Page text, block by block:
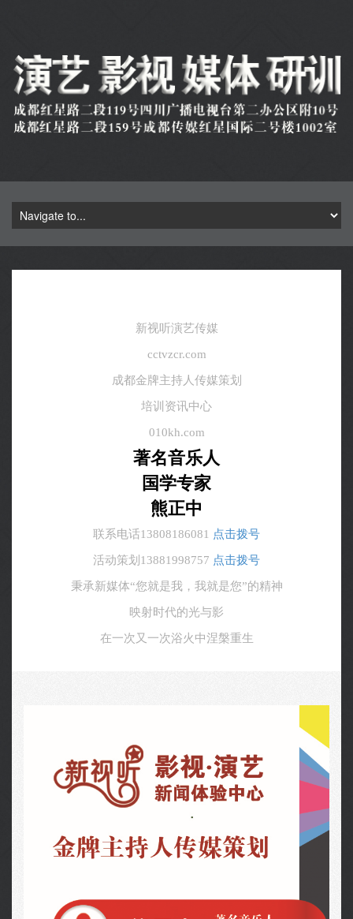
新视听演艺传媒
cctvzcr.com
成都金牌主持人传媒策划
培训资讯中心
010kh.com
著名音乐人
国学专家
熊正中
联系电话13808186081 点击拨号
活动策划13881998757 点击拨号
秉承新媒体“您就是我，我就是您”的精神
映射时代的光与影
在一次又一次浴火中涅槃重生